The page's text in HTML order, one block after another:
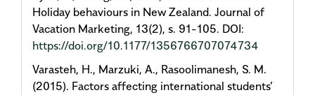
Holiday behaviours in New Zealand. Journal of
Vacation Marketing, 13(2), s. 91-105. DOI:
https://doi.org/10.1177/1356766707074734
Varasteh, H., Marzuki, A., Rasoolimanesh, S. M.
(2015). Factors affecting international students’